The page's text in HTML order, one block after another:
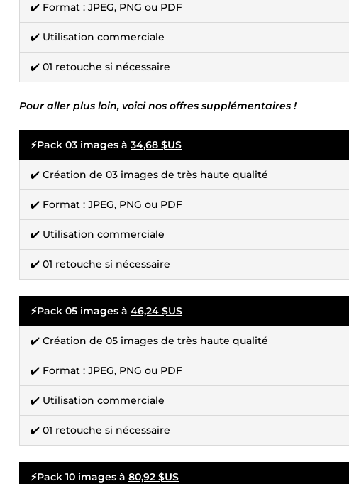
✔️ Format : JPEG, PNG ou PDF
✔️ Utilisation commerciale
✔️ 01 retouche si nécessaire
Pour aller plus loin, voici nos offres supplémentaires !
⚡Pack 03 images à 34,68 $US
✔️ Création de 03 images de très haute qualité
✔️ Format : JPEG, PNG ou PDF
✔️ Utilisation commerciale
✔️ 01 retouche si nécessaire
⚡Pack 05 images à 46,24 $US
✔️ Création de 05 images de très haute qualité
✔️ Format : JPEG, PNG ou PDF
✔️ Utilisation commerciale
✔️ 01 retouche si nécessaire
⚡Pack 10 images à 80,92 $US